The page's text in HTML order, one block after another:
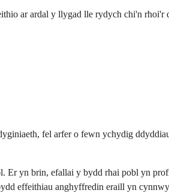
ar ardal y llygad lle rydych chi'n rhoi'r
fel arfer o fewn ychydig
yn brin, efallai y bydd rhai pobl yn
effeithiau anghyffredin eraill yn